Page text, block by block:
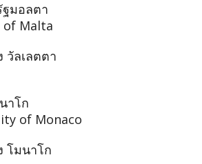
มอลตา
of Malta
วัลเลตตา
าโก
of Monaco
โมนาโก